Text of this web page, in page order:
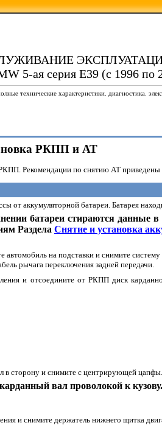
5-ая серия E39 (с 1996 по
технические характеристики. диагностика.
РКПП и АТ
Рекомендации по снятию АТ приведены
от аккумуляторной батареи. Батарея
батареи стираются данные
Раздела Снятие и установка
автомобиль на подставки и снимите
рычага переключения задней передачи.
и отсоедините от РКПП диск
в сторону и снимите с центрирующей цапфы.
вал проволокой к
и снимите держатель нижнего щитка